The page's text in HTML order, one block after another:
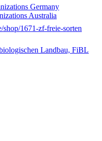
Germany
Australia
1671-zf-freie-sorten
Landbau, FiBL